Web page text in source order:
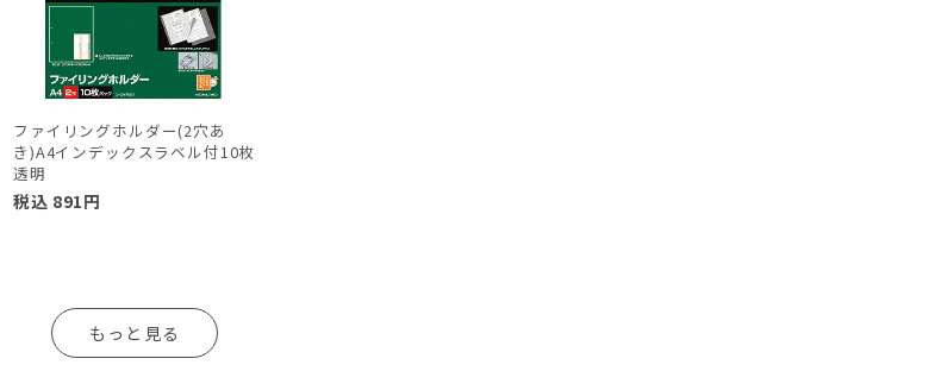
ファイリングホルダー(2穴あ
き)A4インデックスラベル付10枚
透明
税込 891円
もっと見る